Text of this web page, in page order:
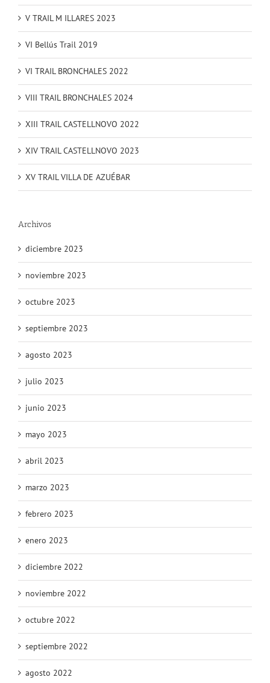
V TRAIL M ILLARES 2023
VI Bellús Trail 2019
VI TRAIL BRONCHALES 2022
VIII TRAIL BRONCHALES 2024
XIII TRAIL CASTELLNOVO 2022
XIV TRAIL CASTELLNOVO 2023
XV TRAIL VILLA DE AZUÉBAR
Archivos
diciembre 2023
noviembre 2023
octubre 2023
septiembre 2023
agosto 2023
julio 2023
junio 2023
mayo 2023
abril 2023
marzo 2023
febrero 2023
enero 2023
diciembre 2022
noviembre 2022
octubre 2022
septiembre 2022
agosto 2022